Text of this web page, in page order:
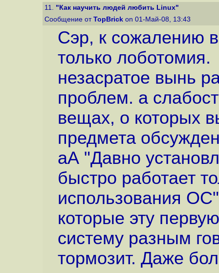
11. "Как научить людей любить Linux"
Сообщение от TopBrick on 01-Май-08, 13:43
Сэр, к сожалению
только лоботомия.
незасратое вынь
проблем. а
вещах, о которых
предмета
аА "Давно
быстро работает
использования
которые эту
систему разным
тормозит. Даже